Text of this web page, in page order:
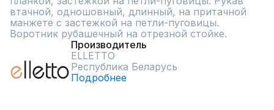
втачной, одношовный, длинный, на притачной
манжете с застежкой на петли-пуговицы.
Воротник рубашечный на отрезной стойке.
Производитель
ELLETTO
Республика Беларусь
Подробнее